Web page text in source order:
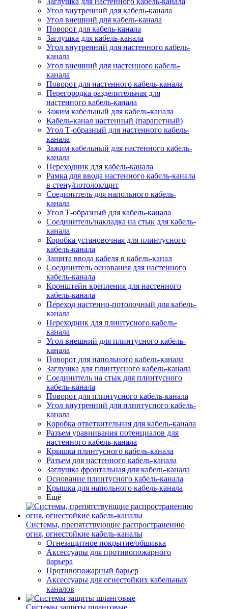
Угол внутренний для кабель-канала
Угол внешний для кабель-канала
Поворот для кабель-канала
Заглушка для кабель-канала
Угол внутренний для настенного кабель-
канала
Угол внешний для настенного кабель-
канала
Поворот для настенного кабель-канала
Перегородка разделительная для
настенного кабель-канала
Зажим кабельный для кабель-канала
Кабель-канал настенный (парапетный)
Угол Т-образный для настенного кабель-
канала
Зажим кабельный для настенного кабель-
канала
Переходник для кабель-канала
Рамка для ввода настенного кабель-канала
в стену/потолок/щит
Соединитель для напольного кабель-
канала
Угол Т-образный для кабель-канала
Соединитель/накладка на стык для кабель-
канала
Коробка установочная для плинтусного
кабель-канала
Защита ввода кабеля в кабель-канал
Соединитель основания для настенного
кабель-канала
Кронштейн крепления для настенного
кабель-канала
Переход настенно-потолочный для кабель-
канала
Переходник для плинтусного кабель-
канала
Угол внешний для плинтусного кабель-
канала
Поворот для напольного кабель-канала
Заглушка для плинтусного кабель-канала
Соединитель на стык для плинтусного
кабель-канала
Поворот для плинтусного кабель-канала
Угол внутренний для плинтусного кабель-
канала
Коробка ответвительная для кабель-канала
Разъем уравнивания потенциалов для
настенного кабель-канала
Крышка плинтусного кабель-канала
Разъем для настенного кабель-канала
Заглушка фронтальная для кабель-канала
Основание плинтусного кабель-канала
Крышка для напольного кабель-канала
Ещё
Системы, препятствующие распространению
огня, огнестойкие кабель-каналы
Огнезащитное покрытие/обшивка
Аксессуары для противопожарного
барьера
Противопожарный барьер
Аксессуары для огнестойких кабельных
каналов
Системы защиты шланговые